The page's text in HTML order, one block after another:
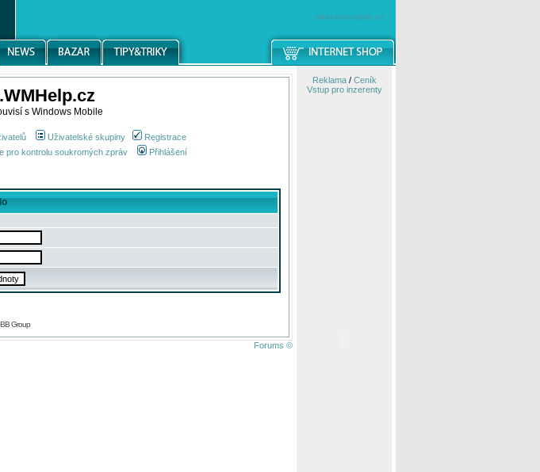
windowsmobile.cz
s Windows Mobile
Uživatelské skupiny
Registrace
pro kontrolu soukromých zpráv Přihlášení
Group
Forums ©
Reklama/ Ceník
Vstup pro inzerenty